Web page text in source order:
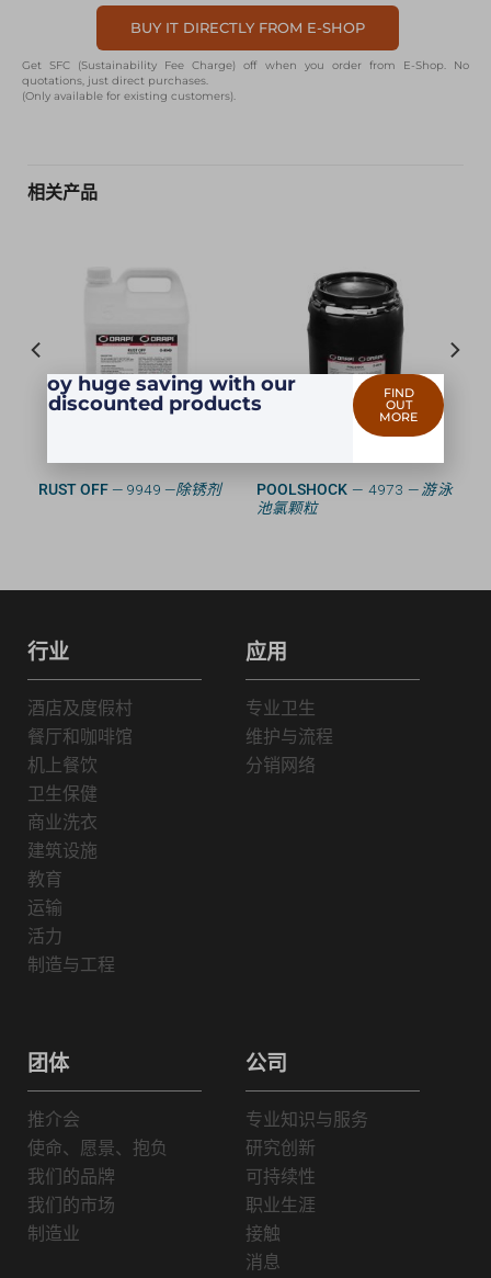
BUY IT DIRECTLY FROM E-SHOP
Get SFC (Sustainability Fee Charge) off when you order from E-Shop. No
quotations, just direct purchases.
(Only available for existing customers).
相关产品
RUST OFF— 9949 —除锈剂 POOLSHOCK— 4973 —游泳
池氯颗粒
行业
酒店及度假村
餐厅和咖啡馆
机上餐饮
卫生保健
商业洗衣
建筑设施
教育
运输
活力
制造与工程
应用
专业卫生
维护与流程
分销网络
团体
推介会
使命、愿景、抱负
我们的品牌
我们的市场
制造业
公司
专业知识与服务
研究创新
可持续性
职业生涯
接触
消息
Enjoy huge saving with our
discounted products
FIND
OUT
MORE